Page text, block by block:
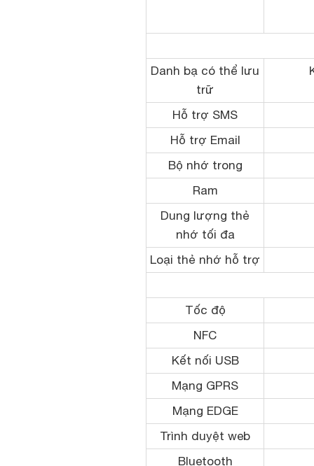
Danh bạ có thể lưu
trữ
Hỗ trợ SMS
Hỗ trợ Email
Bộ nhớ trong
Ram
Dung lượng thẻ
nhớ tối đa
Loại thẻ nhớ hỗ trợ
Tốc độ
NFC
Kết nối USB
Mạng GPRS
Mạng EDGE
Trình duyệt web
Bluetooth